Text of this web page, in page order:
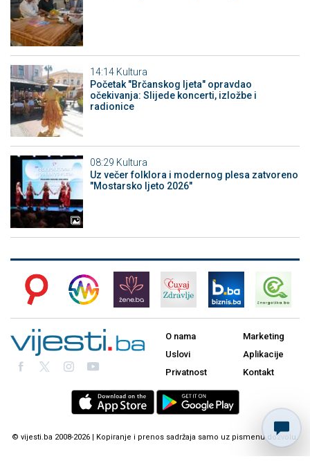
14:14 Kultura
Početak "Brčanskog ljeta" opravdao
očekivanja: Slijede koncerti, izložbe i
radionice
08:29 Kultura
Uz večer folklora i modernog plesa zatvoreno
"Mostarsko ljeto 2026"
O nama
Uslovi
Privatnost
Marketing
Aplikacije
Kontakt
© vijesti.ba 2008-2026 | Kopiranje i prenos sadržaja samo uz pismenu dozvolu.